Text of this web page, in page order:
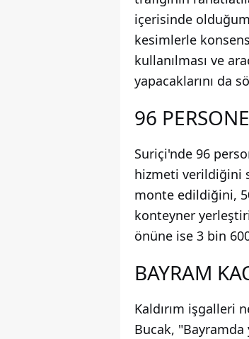
içerisinde
kesimlerle
kullanılması ve
yapacaklarını da
96
Suriçi'nde 96
hizmeti verildiğini
monte edildiğini,
konteyner
önüne ise 3 bin
BAYRAM
Kaldırım işgalleri
Bucak,